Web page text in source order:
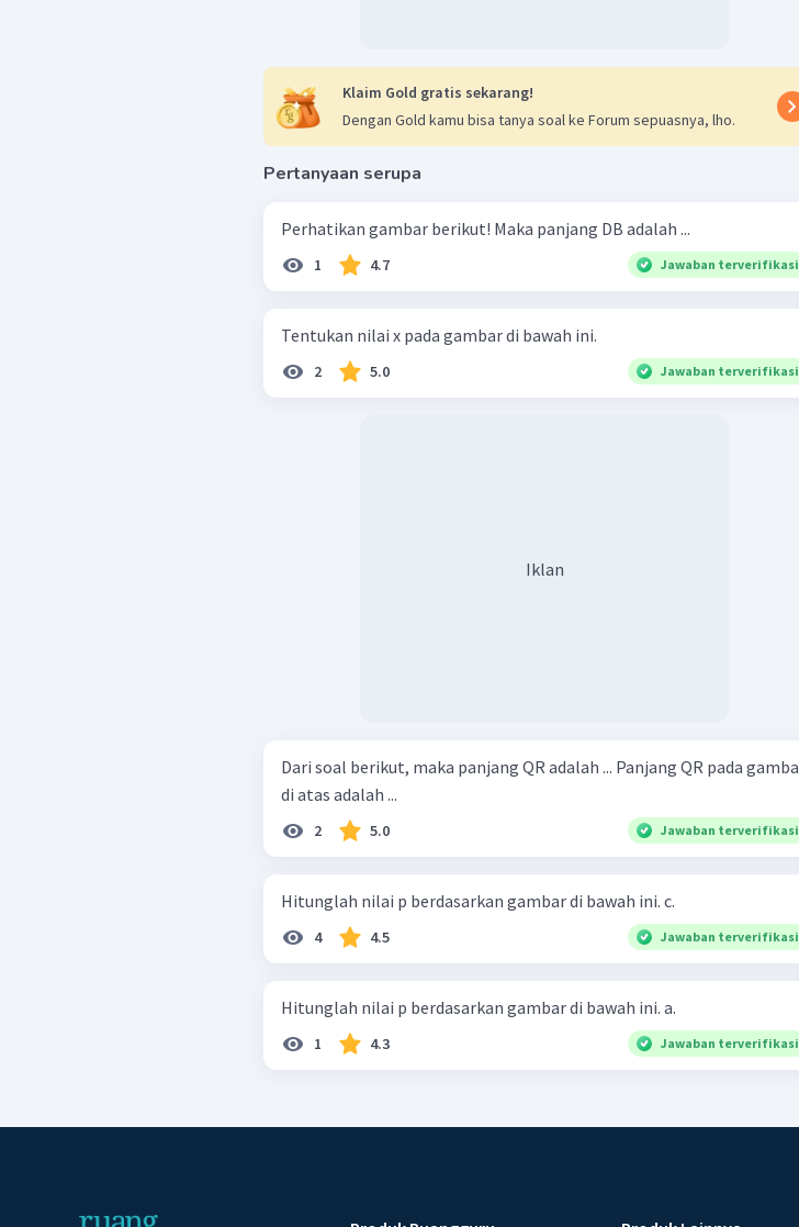
Klaim Gold gratis sekarang!
Dengan Gold kamu bisa tanya soal ke Forum sepuasnya, lho.
Pertanyaan serupa
Perhatikan gambar berikut! Maka panjang DB adalah ...
1 4.7 Jawaban terverifikasi
Tentukan nilai x pada gambar di bawah ini.
2 5.0 Jawaban terverifikasi
Iklan
Dari soal berikut, maka panjang QR adalah ... Panjang QR pada gambar
di atas adalah ...
2 5.0 Jawaban terverifikasi
Hitunglah nilai p berdasarkan gambar di bawah ini. c.
4 4.5 Jawaban terverifikasi
Hitunglah nilai p berdasarkan gambar di bawah ini. a.
1 4.3 Jawaban terverifikasi